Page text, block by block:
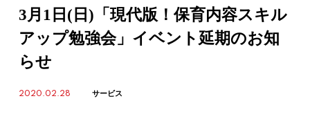
3月1日(日)「現代版！保育内容スキル
アップ勉強会」イベント延期のお知
らせ
2020.02.28 サービス